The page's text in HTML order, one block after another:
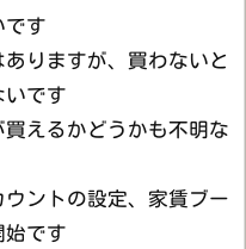
です
りますが、買わないと
いです
えるかどうかも不明な
ントの設定、家賃ブー
始です